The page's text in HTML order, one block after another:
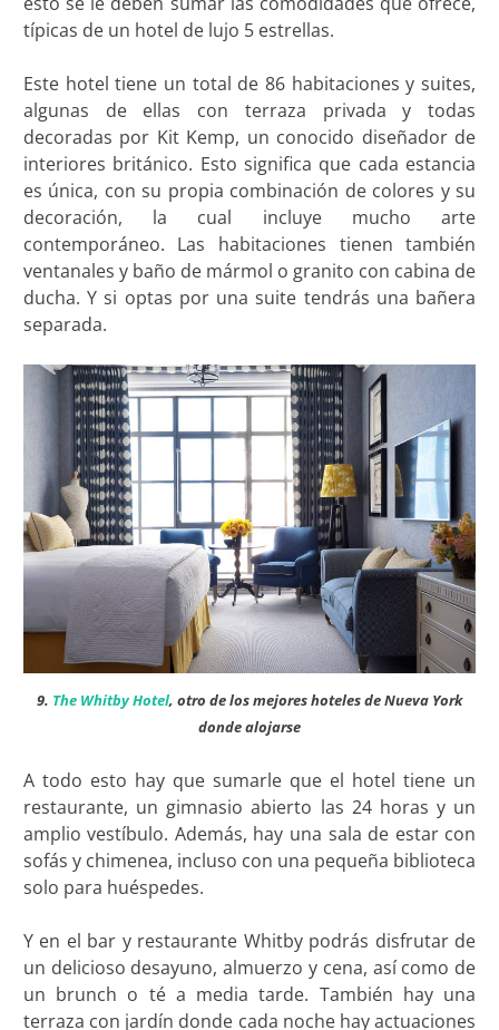
típicas de un hotel de lujo 5 estrellas.
Este hotel tiene un total de 86 habitaciones y suites,
algunas de ellas con terraza privada y todas
decoradas por Kit Kemp, un conocido diseñador de
interiores británico. Esto significa que cada estancia
es única, con su propia combinación de colores y su
decoración, la cual incluye mucho arte
contemporáneo. Las habitaciones tienen también
ventanales y baño de mármol o granito con cabina de
ducha. Y si optas por una suite tendrás una bañera
separada.
9. The Whitby Hotel, otro de los mejores hoteles de Nueva York
donde alojarse
A todo esto hay que sumarle que el hotel tiene un
restaurante, un gimnasio abierto las 24 horas y un
amplio vestíbulo. Además, hay una sala de estar con
sofás y chimenea, incluso con una pequeña biblioteca
solo para huéspedes.
Y en el bar y restaurante Whitby podrás disfrutar de
un delicioso desayuno, almuerzo y cena, así como de
un brunch o té a media tarde. También hay una
terraza con jardín donde cada noche hay actuaciones